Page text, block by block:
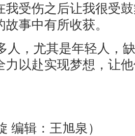
我受伤之后让我很受
事中有所收获。
人，尤其是年轻人，
力以赴实现梦想，让
编辑：王旭泉）